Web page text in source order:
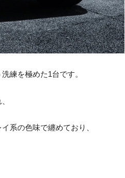
練を極めた1台です。
系の色味で纏めており、